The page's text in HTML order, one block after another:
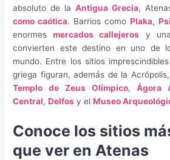
absoluto de laAntigua Grecia,
como caótica. Barrios comoPlaka,
enormesmercados callejeros y
convierten este destino en uno de
mundo. Entre los sitios
griega figuran, además de la
Templo de Zeus Olímpico,Ágora
Central,Delfos y elMuseo
Conoce los sitios
que ver en Atenas